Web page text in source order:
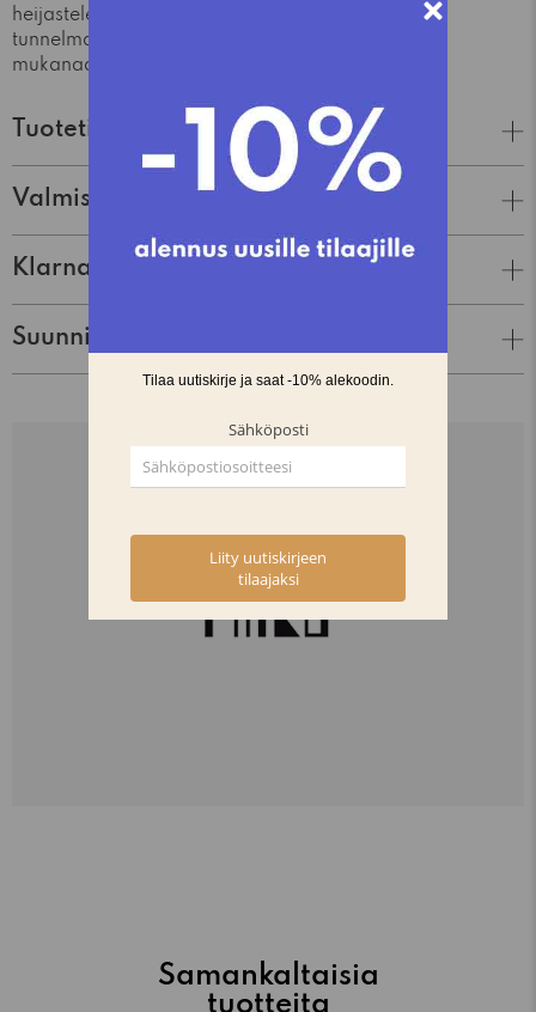
heijastelee villiintyneiden pihojen ja puutarhojen
tunnelmaa, joissa jokainen kasvi ja kukka kantaa
mukanaan oman tarinansa.
Tuotetiedot
Valmistaja
Klarna Lasku & Tili
Suunnittelija
Samankaltaisia
tuotteita